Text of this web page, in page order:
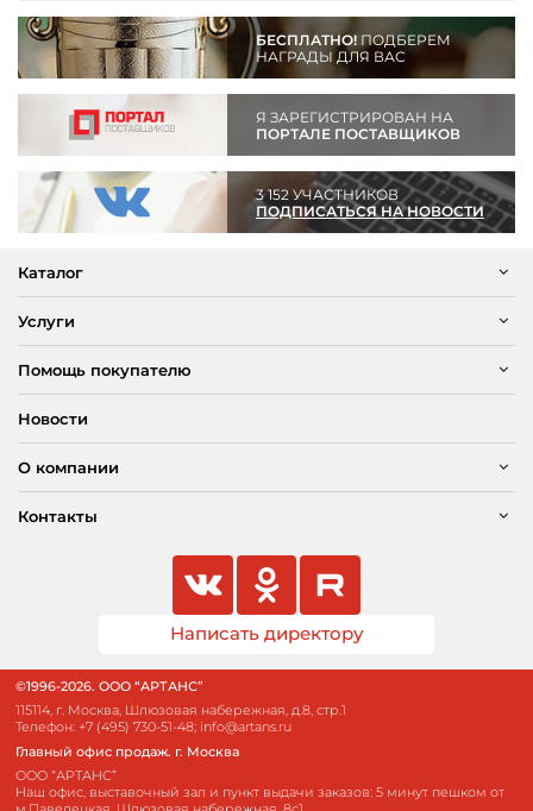
БЕСПЛАТНО!ПОДБЕРЕМ
НАГРАДЫ ДЛЯ ВАС
Я ЗАРЕГИСТРИРОВАН НА
ПОРТАЛЕ ПОСТАВЩИКОВ
3 152 УЧАСТНИКОВ
ПОДПИСАТЬСЯ НА НОВОСТИ
Каталог
Услуги
Помощь покупателю
Новости
О компании
Контакты
Написать директору
©1996-2026. ООО “АРТАНС”
115114, г. Москва, Шлюзовая набережная, д.8, стр.1
Телефон: +7 (495) 730-51-48; info@artans.ru
Главный офис продаж. г. Москва
ООО “АРТАНС”
Наш офис, выставочный зал и пункт выдачи заказов: 5 минут пешком от